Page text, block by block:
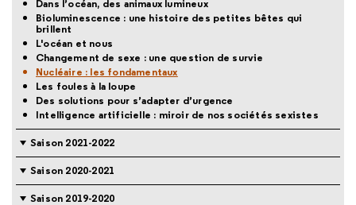
Dans l’océan, des animaux lumineux
Bioluminescence : une histoire des petites bêtes qui
brillent
L'océan et nous
Changement de sexe : une question de survie
Nucléaire : les fondamentaux
Les foules à la loupe
Des solutions pour s’adapter d’urgence
Intelligence artificielle : miroir de nos sociétés sexistes
Saison 2021-2022
Saison 2020-2021
Saison 2019-2020